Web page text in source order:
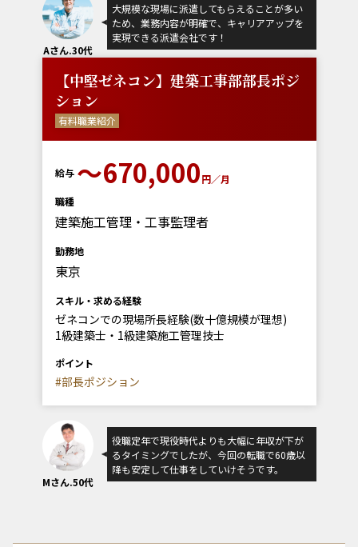
Aさん.30代
大規模な現場に派遣してもらえることが多い
ため、業務内容が明確で、キャリアアップを
実現できる派遣会社です！
【中堅ゼネコン】建築工事部部長ポジ
ション
有料職業紹介
給与 〜670,000円／月
職種
建築施工管理・工事監理者
勤務地
東京
スキル・求める経験
ゼネコンでの現場所長経験(数十億規模が理想)
1級建築士・1級建築施工管理技士
ポイント
#部長ポジション
Mさん.50代
役職定年で現役時代よりも大幅に年収が下が
るタイミングでしたが、今回の転職で60歳以
降も安定して仕事をしていけそうです。